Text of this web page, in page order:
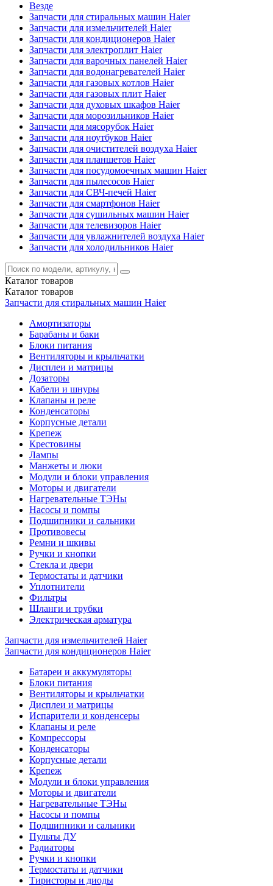
Везде
Запчасти для стиральных машин Haier
Запчасти для измельчителей Haier
Запчасти для кондиционеров Haier
Запчасти для электроплит Haier
Запчасти для варочных панелей Haier
Запчасти для водонагревателей Haier
Запчасти для газовых котлов Haier
Запчасти для газовых плит Haier
Запчасти для духовых шкафов Haier
Запчасти для морозильников Haier
Запчасти для мясорубок Haier
Запчасти для ноутбуков Haier
Запчасти для очистителей воздуха Haier
Запчасти для планшетов Haier
Запчасти для посудомоечных машин Haier
Запчасти для пылесосов Haier
Запчасти для СВЧ-печей Haier
Запчасти для смартфонов Haier
Запчасти для сушильных машин Haier
Запчасти для телевизоров Haier
Запчасти для увлажнителей воздуха Haier
Запчасти для холодильников Haier
Каталог товаров
Каталог товаров
Запчасти для стиральных машин Haier
Амортизаторы
Барабаны и баки
Блоки питания
Вентиляторы и крыльчатки
Дисплеи и матрицы
Дозаторы
Кабели и шнуры
Клапаны и реле
Конденсаторы
Корпусные детали
Крепеж
Крестовины
Лампы
Манжеты и люки
Модули и блоки управления
Моторы и двигатели
Нагревательные ТЭНы
Насосы и помпы
Подшипники и сальники
Противовесы
Ремни и шкивы
Ручки и кнопки
Стекла и двери
Термостаты и датчики
Уплотнители
Фильтры
Шланги и трубки
Электрическая арматура
Запчасти для измельчителей Haier
Запчасти для кондиционеров Haier
Батареи и аккумуляторы
Блоки питания
Вентиляторы и крыльчатки
Дисплеи и матрицы
Испарители и конденсеры
Клапаны и реле
Компрессоры
Конденсаторы
Корпусные детали
Крепеж
Модули и блоки управления
Моторы и двигатели
Нагревательные ТЭНы
Насосы и помпы
Подшипники и сальники
Пульты ДУ
Радиаторы
Ручки и кнопки
Термостаты и датчики
Тиристоры и диоды